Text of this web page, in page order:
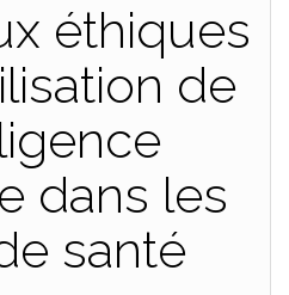
éthiques
de
dans les
santé